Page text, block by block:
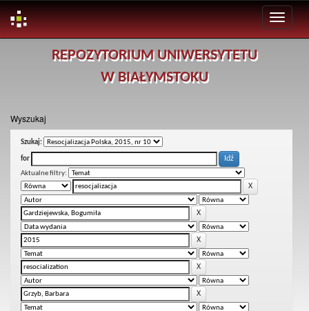
REPOZYTORIUM UNIWERSYTETU
W BIAŁYMSTOKU
Wyszukaj
Szukaj:
for
Aktualne filtry: